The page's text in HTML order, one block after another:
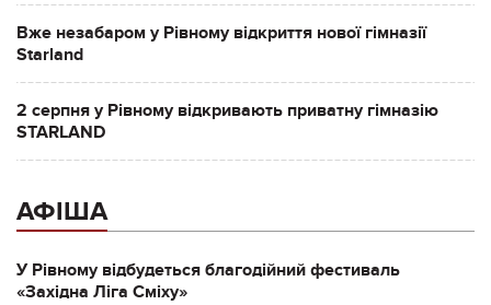
Вже незабаром у Рівному відкриття нової гімназії
Starland
2 серпня у Рівному відкривають приватну гімназію
STARLAND
АФІША
У Рівному відбудеться благодійний фестиваль
«Західна Ліга Сміху»